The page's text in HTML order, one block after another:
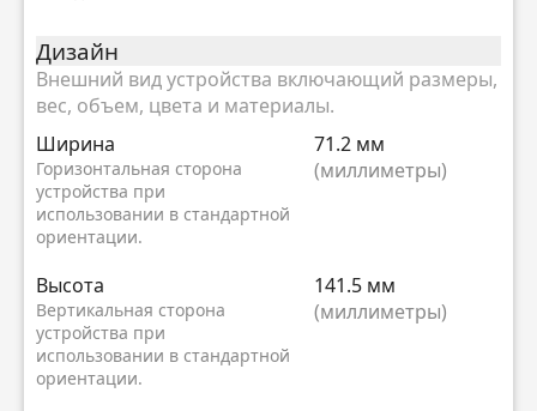
Дизайн
Внешний вид устройства включающий размеры,
вес, объем, цвета и материалы.
Ширина
Горизонтальная сторона
устройства при
использовании в стандартной
ориентации.
71.2 мм
(миллиметры)
Высота
Вертикальная сторона
устройства при
использовании в стандартной
ориентации.
141.5 мм
(миллиметры)